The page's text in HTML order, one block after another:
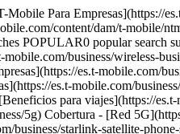
offers/samsung-galaxy-5g#INTNAV=tNav:Deals:Samsung) - [Google Pixel](https://es.t-mobile.com/business/offers/google-pixel-deals) - [Teléfonos gratis y con cero de pago inicial](https://es.t-mobile.com/business/offers/zero-down-phones) - Descuentos del plan - [Militares y veteranos](https://es.t-mobile.com/business/offers/military-discount-plans) - [Miembros de servicios de emergencia](https://es.t-mobile.com/business/offers/first-responder-discount-phone-plans) - [Soluciones](https://es.t-mobile.com/business/solutions) Soluciones - Soluciones - [Información general](https://es.t-mobile.com/business/solutions) - [Internet para empresas](https://es.t-mobile.com/business/business-internet) - [Internet de las cosas](https://es.t-mobile.com/business/solutions/iot) - [Redes avanzadas](https://es.t-mobile.com/business/solutions/5g-advanced-solutions) - [Productividad](https://es.t-mobile.com/business/solutions/productivity) - [Seguridad](https://es.t-mobile.com/business/solutions/security) - [Comunicaciones basadas en IA](https://es.t-mobile.com/business/solutions/dialpad) - Segmentos e industrias - [Pequeña/mediana empresa](https://es.t-mobile.com/business/small-midsize-business) - [Compañía](https://es.t-mobile.com/business/enterprise) - [Gobierno](https://es.t-mobile.com/business/government) - [Educación](https://es.t-mobile.com/business/education) - [T-Priority](https://es.t-mobile.com/t-priority) -